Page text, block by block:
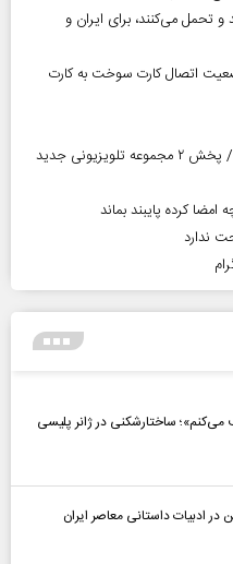
تحمل می‌کنند، برای ایران و
وضعیت اتصال کارت سوخت به کارت
هنرمند منحصر‌به‌فردی را از دست دادیم/ پخش ۲ مجموعه تلویزیونی جدید
امضا کرده پایبند بماند
ندارد
می‌کنم»؛ ساختارشکنی در ژانر پلیسی
در ادبیات داستانی معاصر ایران